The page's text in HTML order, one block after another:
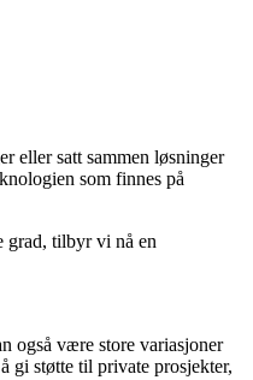
eller satt sammen løsninger
som finnes på
grad, tilbyr vi nå en
også være store variasjoner
gi støtte til private prosjekter,